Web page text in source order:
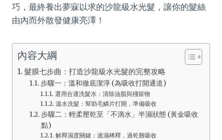
巧，最終養出夢寐以求的沙龍級水光髮，讓你的髮絲
由內而外散發健康亮澤！
內容大綱
髮膜七步曲：打造沙龍級水光髮的完整攻略
步驟一：溫和徹底潔淨 (為吸收打開通道)
選用合適洗髮水：清除油脂與殘留物
溫水洗髮：幫助毛鱗片打開，準備吸收
步驟二：輕柔壓乾至「不滴水」半濕狀態 (黃金吸收
點)
解釋濕度關鍵：過濕稀釋，過乾難吸收